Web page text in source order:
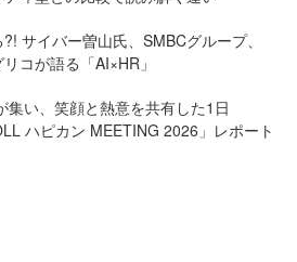
サイバー曽山氏、SMBCグループ、
コが語る「AI×HR」
集い、笑顔と熱意を共有した1日
ハピカン MEETING 2026」レポート